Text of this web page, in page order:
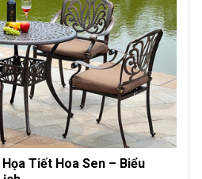
Tiết Hoa Sen – Biểu